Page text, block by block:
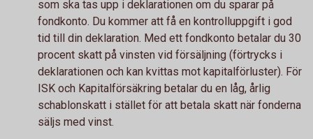
som ska tas upp i deklarationen om du sparar på
fondkonto. Du kommer att få en kontrolluppgift i god
tid till din deklaration. Med ett fondkonto betalar du 30
procent skatt på vinsten vid försäljning (förtrycks i
deklarationen och kan kvittas mot kapitalförluster). För
ISK och Kapitalförsäkring betalar du en låg, årlig
schablonskatt i stället för att betala skatt när fonderna
säljs med vinst.